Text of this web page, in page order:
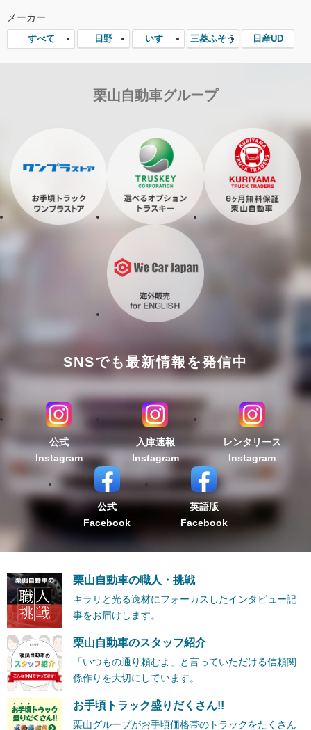
メーカー
すべて 日野 いすゞ 三菱ふそう 日産UD
栗山自動車グループ
SNSでも最新情報を発信中
公式
Instagram
入庫速報
Instagram
レンタリース
Instagram
公式
Facebook
英語版
Facebook
栗山自動車の職人・挑戦
キラリと光る逸材にフォーカスしたインタビュー記
事をお届けします。
栗山自動車のスタッフ紹介
「いつもの通り頼むよ」と言っていただける信頼関
係作りを大切にしています。
お手頃トラック盛りだくさん!!
栗山グループがお手頃価格帯のトラックをたくさん